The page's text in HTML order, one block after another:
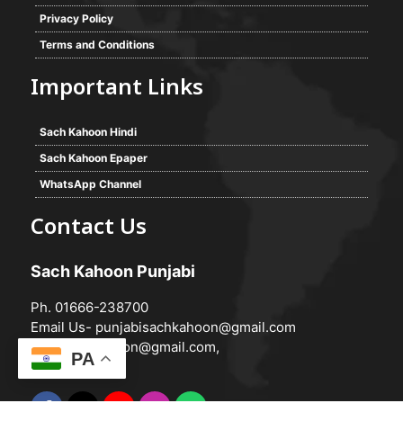
Privacy Policy
Terms and Conditions
Important Links
Sach Kahoon Hindi
Sach Kahoon Epaper
WhatsApp Channel
Contact Us
Sach Kahoon Punjabi
Ph. 01666-238700
Email Us- punjabisachkahoon@gmail.com
hindisachkahoon@gmail.com,
PA